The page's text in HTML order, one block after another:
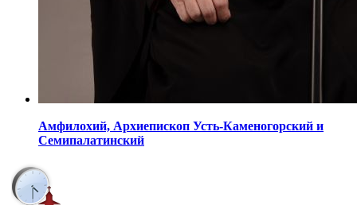
Амфилохий, Архиепископ Усть-Каменогорский и
Семипалатинский